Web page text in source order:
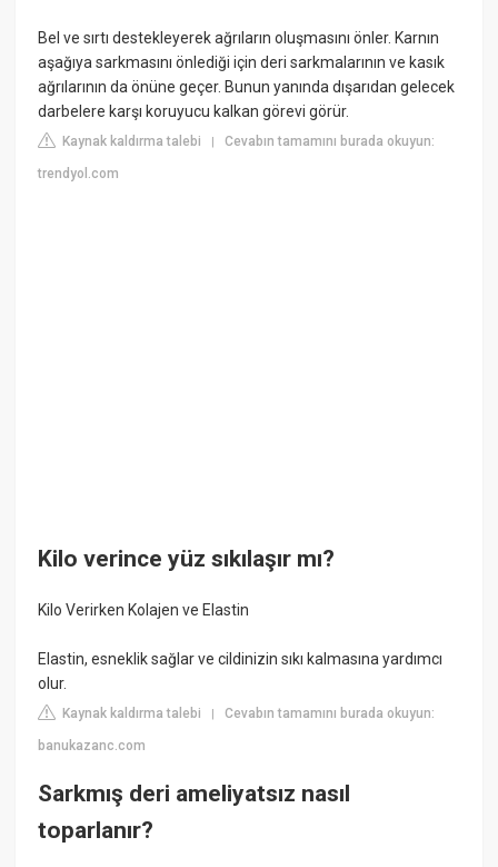
Bel ve sırtı destekleyerek ağrıların oluşmasını önler. Karnın
aşağıya sarkmasını önlediği için deri sarkmalarının ve kasık
ağrılarının da önüne geçer. Bunun yanında dışarıdan gelecek
darbelere karşı koruyucu kalkan görevi görür.
Kaynak kaldırma talebi |Cevabın tamamını burada okuyun:
trendyol.com
Kilo verince yüz sıkılaşır mı?
Kilo Verirken Kolajen ve Elastin
Elastin, esneklik sağlar ve cildinizin sıkı kalmasına yardımcı
olur.
Kaynak kaldırma talebi |Cevabın tamamını burada okuyun:
banukazanc.com
Sarkmış deri ameliyatsız nasıl
toparlanır?